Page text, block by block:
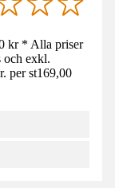
kr * Alla priser
och exkl.
per st169,00